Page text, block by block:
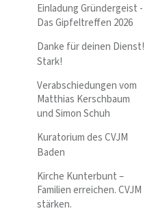
Einladung Gründergeist -
Das Gipfeltreffen 2026
Danke für deinen Dienst!
Stark!
Verabschiedungen vom
Matthias Kerschbaum
und Simon Schuh
Kuratorium des CVJM
Baden
Kirche Kunterbunt –
Familien erreichen. CVJM
stärken.